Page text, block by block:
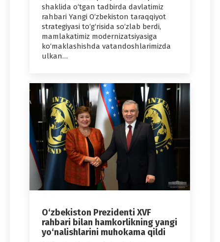
shaklida o‘tgan tadbirda davlatimiz
rahbari Yangi O‘zbekiston taraqqiyot
strategiyasi to‘g‘risida so‘zlab berdi,
mamlakatimiz modernizatsiyasiga
ko‘maklashishda vatandoshlarimizda
ulkan…
O‘zbekiston Prezidenti XVF
rahbari bilan hamkorlikning yangi
yo‘nalishlarini muhokama qildi